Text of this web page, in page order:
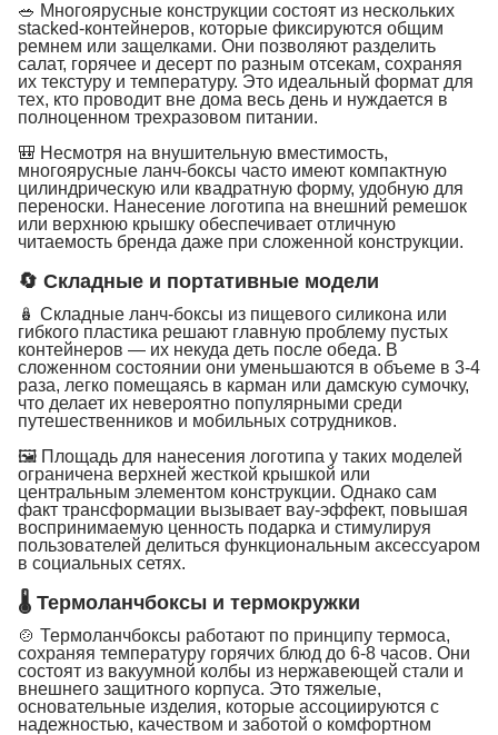
🥗 Многоярусные конструкции состоят из нескольких
stacked-контейнеров, которые фиксируются общим
ремнем или защелками. Они позволяют разделить
салат, горячее и десерт по разным отсекам, сохраняя
их текстуру и температуру. Это идеальный формат для
тех, кто проводит вне дома весь день и нуждается в
полноценном трехразовом питании.
🎒 Несмотря на внушительную вместимость,
многоярусные ланч-боксы часто имеют компактную
цилиндрическую или квадратную форму, удобную для
переноски. Нанесение логотипа на внешний ремешок
или верхнюю крышку обеспечивает отличную
читаемость бренда даже при сложенной конструкции.
🔄 Складные и портативные модели
🪆 Складные ланч-боксы из пищевого силикона или
гибкого пластика решают главную проблему пустых
контейнеров — их некуда деть после обеда. В
сложенном состоянии они уменьшаются в объеме в 3-4
раза, легко помещаясь в карман или дамскую сумочку,
что делает их невероятно популярными среди
путешественников и мобильных сотрудников.
🖼 Площадь для нанесения логотипа у таких моделей
ограничена верхней жесткой крышкой или
центральным элементом конструкции. Однако сам
факт трансформации вызывает вау-эффект, повышая
воспринимаемую ценность подарка и стимулируя
пользователей делиться функциональным аксессуаром
в социальных сетях.
🌡 Термоланчбоксы и термокружки
🍲 Термоланчбоксы работают по принципу термоса,
сохраняя температуру горячих блюд до 6-8 часов. Они
состоят из вакуумной колбы из нержавеющей стали и
внешнего защитного корпуса. Это тяжелые,
основательные изделия, которые ассоциируются с
надежностью, качеством и заботой о комфортном